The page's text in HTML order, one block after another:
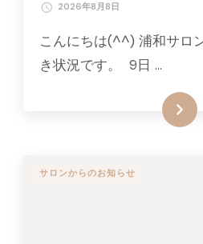
2026年8月8日
こんにちは(^^) 浦和サロ
き状況です。 9日 …
続きはこちら
サロンからのお知らせ